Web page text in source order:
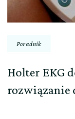
Poradnik
Holter EKG
rozwiązanie